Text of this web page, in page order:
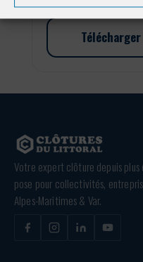
Votre expert clôture depuis
pose pour collectivités,
Alpes-Maritimes & Var.